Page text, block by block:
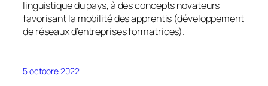
linguistique du pays, à des concepts novateurs
favorisant la mobilité des apprentis (développement
de réseaux d’entreprises formatrices).
5 octobre 2022